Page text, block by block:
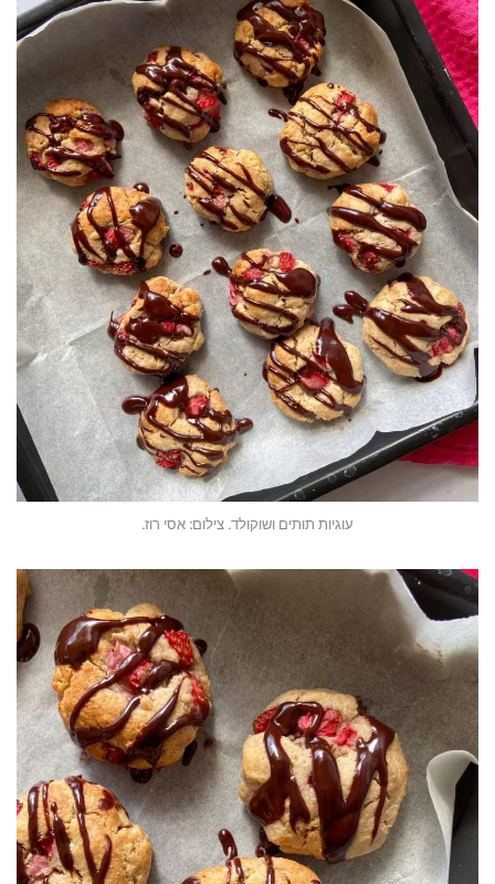
עוגיות תותים ושוקולד. צילום: אסי רוז.